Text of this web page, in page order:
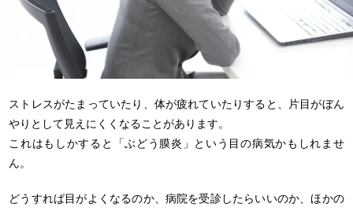
ストレスがたまっていたり、体が疲れていたりすると、片目がぼん
やりとして見えにくくなることがあります。
これはもしかすると「ぶどう膜炎」という目の病気かもしれませ
ん。
どうすれば目がよくなるのか、病院を受診したらいいのか、ほかの